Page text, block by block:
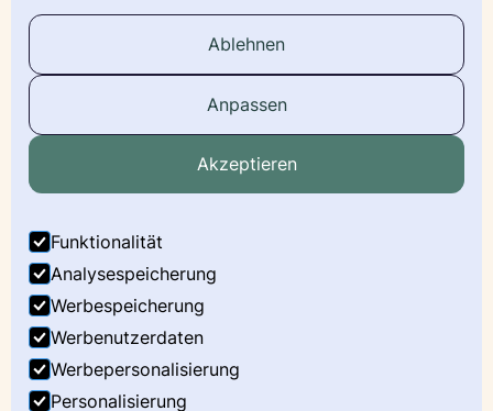
Wurfmeldung
Social Media
LinkedIn
Youtube
Ablehnen
Anpassen
Akzeptieren
Funktionalität
Analysespeicherung
Werbespeicherung
Werbenutzerdaten
Werbepersonalisierung
Personalisierung